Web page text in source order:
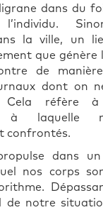
dans du
la ville, un
que génère
de
dont on
Cela réfère à
à laquelle
confrontés.
dans
nos corps
de notre